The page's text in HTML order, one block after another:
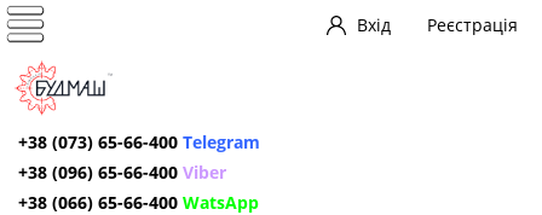
Вхід Реєстрація
+38 (073) 65-66-400 Telegram
+38 (096) 65-66-400 Viber
+38 (066) 65-66-400 WatsApp